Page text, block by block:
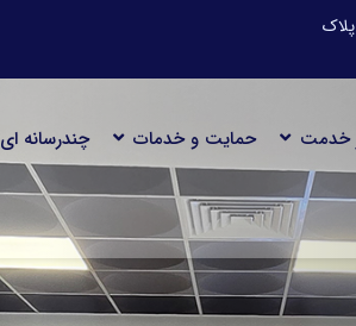
- پلاک
خدمت حمایت و خدمات چندرسانه ای